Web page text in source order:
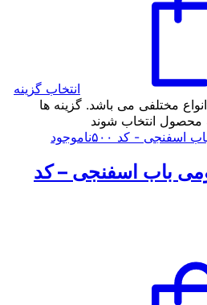
انتخاب گزینه
مختلفی می باشد. گزینه ها
انتخاب شوند
ناموجود
باب اسفنجی – کد